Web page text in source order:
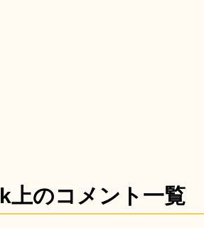
上のコメント一覧